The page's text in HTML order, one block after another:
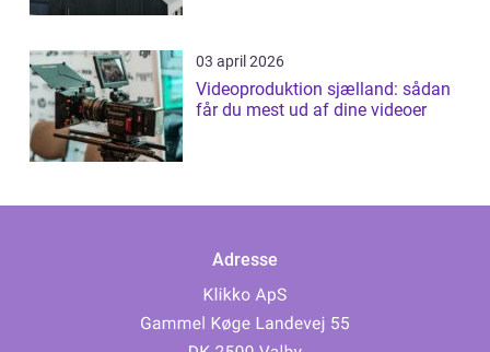
03 april 2026
Videoproduktion sjælland: sådan
får du mest ud af dine videoer
Adresse